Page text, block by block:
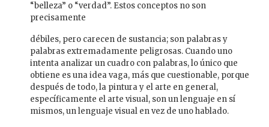
“belleza” o “verdad”. Estos conceptos no son
precisamente
débiles, pero carecen de sustancia; son palabras y
palabras extremadamente peligrosas. Cuando uno
intenta analizar un cuadro con palabras, lo único que
obtiene es una idea vaga, más que cuestionable, porque
después de todo, la pintura y el arte en general,
específicamente el arte visual, son un lenguaje en sí
mismos, un lenguaje visual en vez de uno hablado.